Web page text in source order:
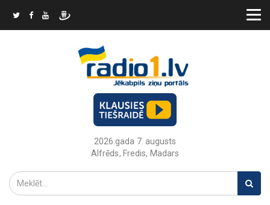
2026.gada 7. augusts
Alfrēds, Fredis, Madars